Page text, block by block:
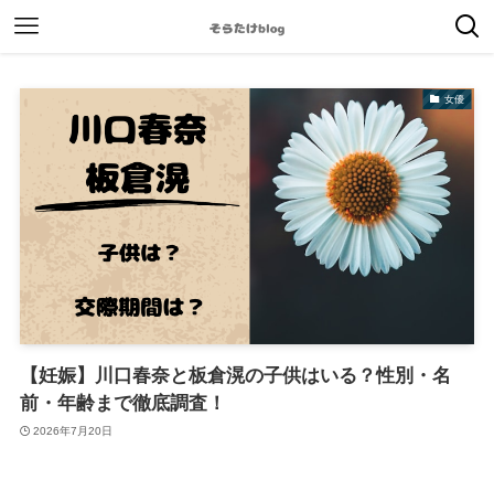
女優
【妊娠】川口春奈と板倉滉の子供はいる？性別・名
前・年齢まで徹底調査！
2026年7月20日